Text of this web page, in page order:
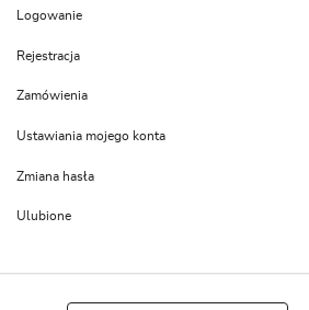
Logowanie
Rejestracja
Zamówienia
Ustawiania mojego konta
Zmiana hasła
Ulubione